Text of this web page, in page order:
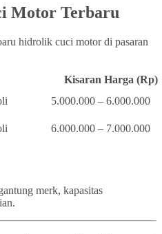
Motor Terbaru
hidrolik cuci motor di pasaran
Kisaran Harga (Rp)
5.000.000 – 6.000.000
6.000.000 – 7.000.000
merk, kapasitas